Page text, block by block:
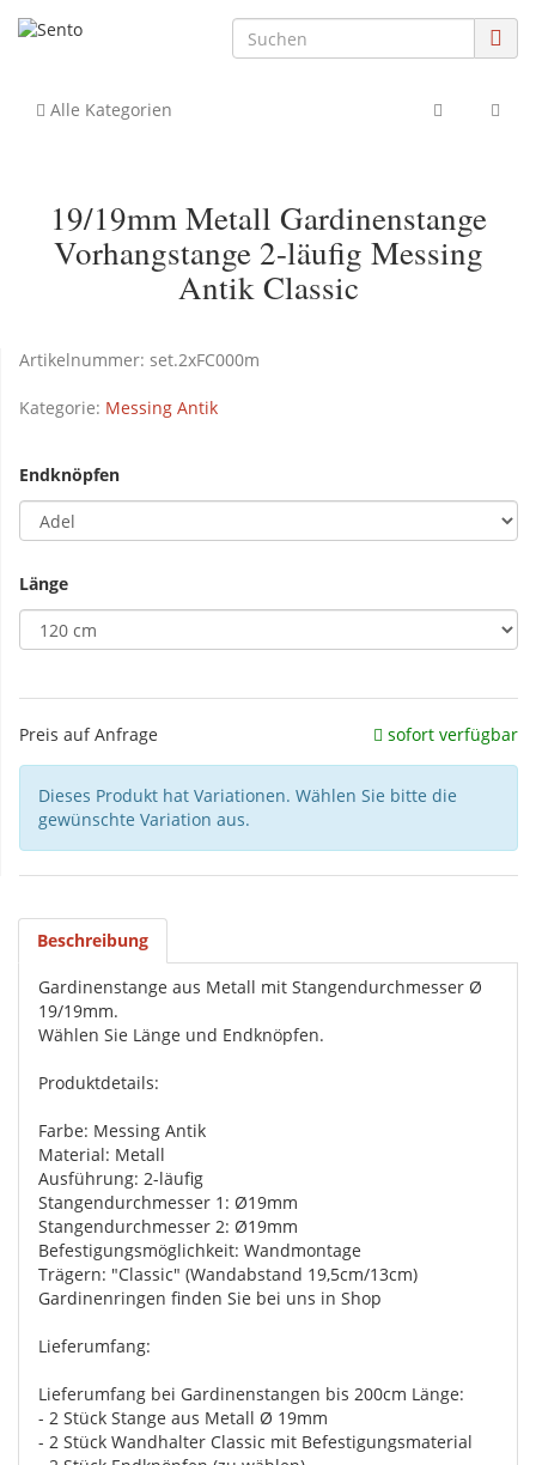
Alle Kategorien
19/19mm Metall Gardinenstange
Vorhangstange 2-läufig Messing
Antik Classic
Artikelnummer: set.2xFC000m
Kategorie: Messing Antik
Endknöpfen
Länge
Preis auf Anfrage sofort verfügbar
Dieses Produkt hat Variationen. Wählen Sie bitte die
gewünschte Variation aus.
Beschreibung
Gardinenstange aus Metall mit Stangendurchmesser Ø
19/19mm.
Wählen Sie Länge und Endknöpfen.
Produktdetails:
Farbe: Messing Antik
Material: Metall
Ausführung: 2-läufig
Stangendurchmesser 1: Ø19mm
Stangendurchmesser 2: Ø19mm
Befestigungsmöglichkeit: Wandmontage
Trägern: "Classic" (Wandabstand 19,5cm/13cm)
Gardinenringen finden Sie bei uns in Shop
Lieferumfang:
Lieferumfang bei Gardinenstangen bis 200cm Länge:
- 2 Stück Stange aus Metall Ø 19mm
- 2 Stück Wandhalter Classic mit Befestigungsmaterial